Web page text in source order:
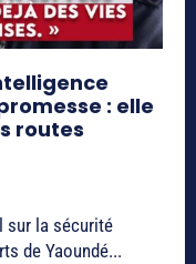
: elle
routes
sur la sécurité
de Yaoundé...